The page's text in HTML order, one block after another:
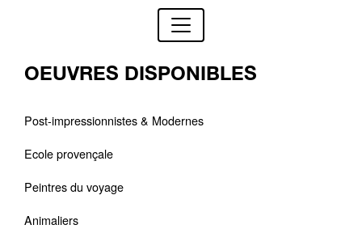
OEUVRES DISPONIBLES
Post-impressionnistes & Modernes
Ecole provençale
Peintres du voyage
Animaliers